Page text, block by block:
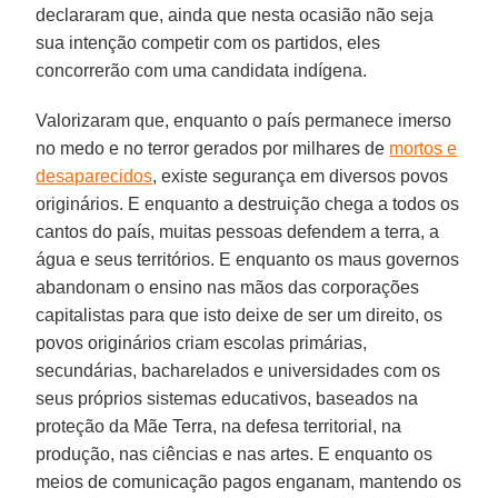
declararam que, ainda que nesta ocasião não seja
sua intenção competir com os partidos, eles
concorrerão com uma candidata indígena.
Valorizaram que, enquanto o país permanece imerso
no medo e no terror gerados por milhares de mortos e
desaparecidos, existe segurança em diversos povos
originários. E enquanto a destruição chega a todos os
cantos do país, muitas pessoas defendem a terra, a
água e seus territórios. E enquanto os maus governos
abandonam o ensino nas mãos das corporações
capitalistas para que isto deixe de ser um direito, os
povos originários criam escolas primárias,
secundárias, bacharelados e universidades com os
seus próprios sistemas educativos, baseados na
proteção da Mãe Terra, na defesa territorial, na
produção, nas ciências e nas artes. E enquanto os
meios de comunicação pagos enganam, mantendo os